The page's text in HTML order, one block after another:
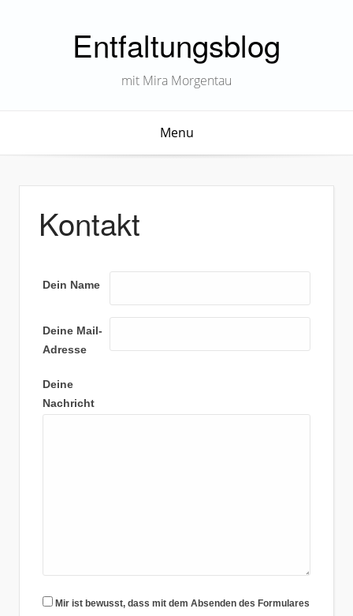
Entfaltungsblog
mit Mira Morgentau
Menu
Kontakt
Dein Name
Deine Mail-
Adresse
Deine
Nachricht
Mir ist bewusst, dass mit dem Absenden des Formulares